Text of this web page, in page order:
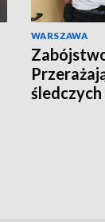
WARSZAWA
śledczych